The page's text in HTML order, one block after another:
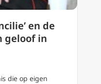
en de
geloof in
die op eigen